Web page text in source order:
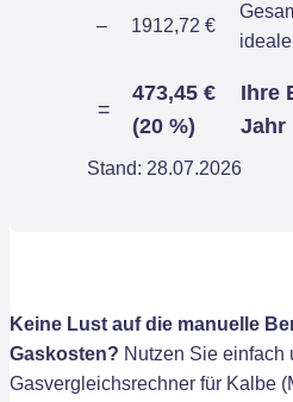
– 1912,72 €
=
473,45 €
(20 %)
Ihre
Jahr
Stand: 28.07.2026
Keine Lust auf die manuelle
Gaskosten? Nutzen Sie einfach
Gasvergleichsrechner für Kalbe